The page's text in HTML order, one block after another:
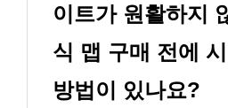
이트가 원활하지
식 맵 구매 전에
방법이 있나요?